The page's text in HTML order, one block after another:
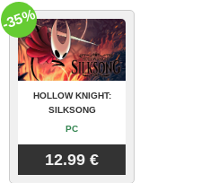
HOLLOW KNIGHT:
SILKSONG
PC
12.99 €
-35%